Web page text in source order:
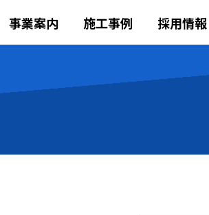
事業案内 施工事例 採用情報